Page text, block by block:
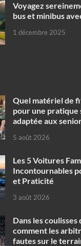
Voyagez
bus et minibus
1 décembre 2025
Quel matériel de
pour une pratique
adaptée aux
5 août 2026
Les 5 Voitures
Incontournables
et Praticité
3 août 2026
Dans les
comment les
fautes sur le